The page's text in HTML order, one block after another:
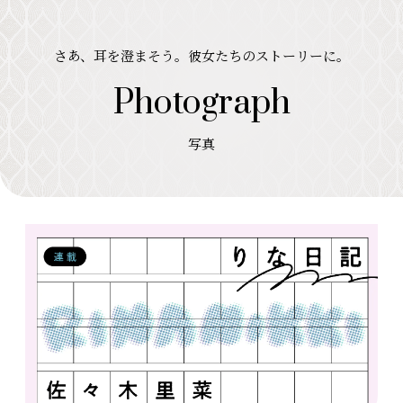
さあ、耳を澄まそう。彼女たちのストーリーに。
Photograph
写真